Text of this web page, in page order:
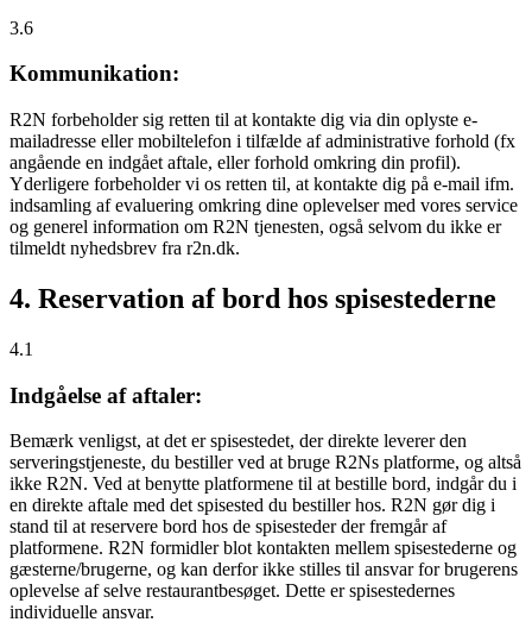
3.6
Kommunikation:
R2N forbeholder sig retten til at kontakte dig via din oplyste e-
mailadresse eller mobiltelefon i tilfælde af administrative forhold (fx
angående en indgået aftale, eller forhold omkring din profil).
Yderligere forbeholder vi os retten til, at kontakte dig på e-mail ifm.
indsamling af evaluering omkring dine oplevelser med vores service
og generel information om R2N tjenesten, også selvom du ikke er
tilmeldt nyhedsbrev fra r2n.dk.
4. Reservation af bord hos spisestederne
4.1
Indgåelse af aftaler:
Bemærk venligst, at det er spisestedet, der direkte leverer den
serveringstjeneste, du bestiller ved at bruge R2Ns platforme, og altså
ikke R2N. Ved at benytte platformene til at bestille bord, indgår du i
en direkte aftale med det spisested du bestiller hos. R2N gør dig i
stand til at reservere bord hos de spisesteder der fremgår af
platformene. R2N formidler blot kontakten mellem spisestederne og
gæsterne/brugerne, og kan derfor ikke stilles til ansvar for brugerens
oplevelse af selve restaurantbesøget. Dette er spisestedernes
individuelle ansvar.